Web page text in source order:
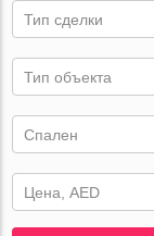
Тип сделки
Тип объекта
Спален
Цена, AED